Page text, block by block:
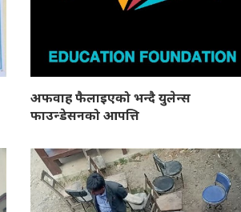
अफवाह फैलाइएको भन्दै युलेन्स
फाउन्डेसनको आपत्ति